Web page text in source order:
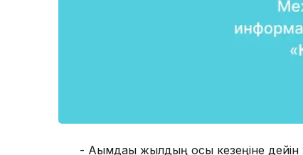
- Ағымдағы жылдың осы кезеңіне